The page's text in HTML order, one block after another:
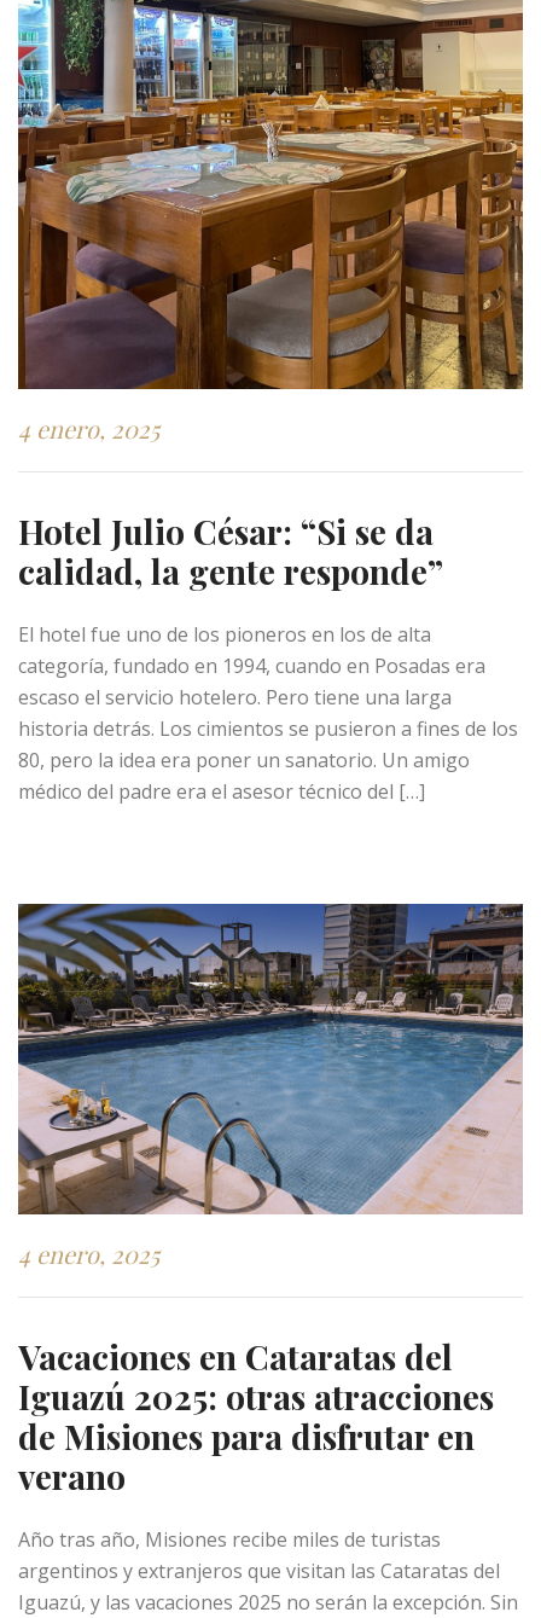
4 enero, 2025
Hotel Julio César: “Si se da
calidad, la gente responde”
El hotel fue uno de los pioneros en los de alta
categoría, fundado en 1994, cuando en Posadas era
escaso el servicio hotelero. Pero tiene una larga
historia detrás. Los cimientos se pusieron a fines de los
80, pero la idea era poner un sanatorio. Un amigo
médico del padre era el asesor técnico del […]
4 enero, 2025
Vacaciones en Cataratas del
Iguazú 2025: otras atracciones
de Misiones para disfrutar en
verano
Año tras año, Misiones recibe miles de turistas
argentinos y extranjeros que visitan las Cataratas del
Iguazú, y las vacaciones 2025 no serán la excepción. Sin